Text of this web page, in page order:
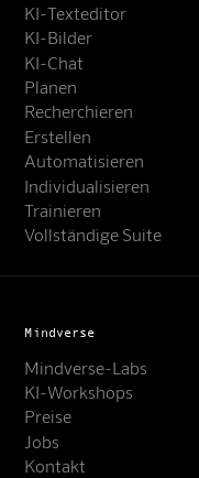
KI-Texteditor
KI-Bilder
KI-Chat
Planen
Recherchieren
Erstellen
Automatisieren
Individualisieren
Trainieren
Vollständige Suite
Mindverse
Mindverse-Labs
KI-Workshops
Preise
Jobs
Kontakt